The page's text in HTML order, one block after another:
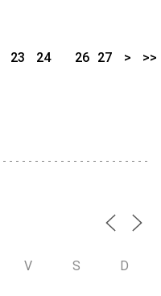
23
24
26 27 > >>
V S D